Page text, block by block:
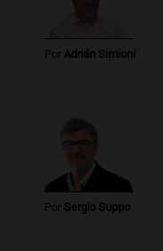
Viva la Radio
Episodios
Audio.Luciano
Amamos
Episodios
Por Adrián Simioni
Por Sergio Suppo